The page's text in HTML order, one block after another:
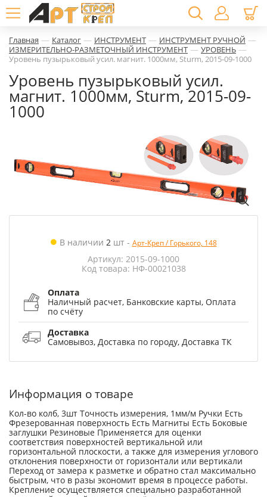
Главная — Каталог — ИНСТРУМЕНТ — ИНСТРУМЕНТ РУЧНОЙ —
ИЗМЕРИТЕЛЬНО-РАЗМЕТОЧНЫЙ ИНСТРУМЕНТ — УРОВЕНЬ —
Уровень пузырьковый усил. магнит. 1000мм, Sturm, 2015-09-1000
Уровень пузырьковый усил.
магнит. 1000мм, Sturm, 2015-09-
1000
В наличии 2 шт- Арт-Креп / Горького, 148
Артикул: 2015-09-1000
Код товара: НФ-00021038
Оплата
Наличный расчет, Банковские карты, Оплата
по счёту
Доставка
Самовывоз, Доставка по городу, Доставка ТК
Информация о товаре
Кол-во колб, 3шт Точность измерения, 1мм/м Ручки Есть
Фрезерованная поверхность Есть Магниты Есть Боковые
заглушки Резиновые Применяется для оценки
соответствия поверхностей вертикальной или
горизонтальной плоскости, а также для измерения углового
отклонения поверхности от горизонтали или вертикали
Переход от замера к разметке и обратно стал максимально
быстрым, что в разы экономит время в процессе работы.
Крепление осуществляется специально разработанной